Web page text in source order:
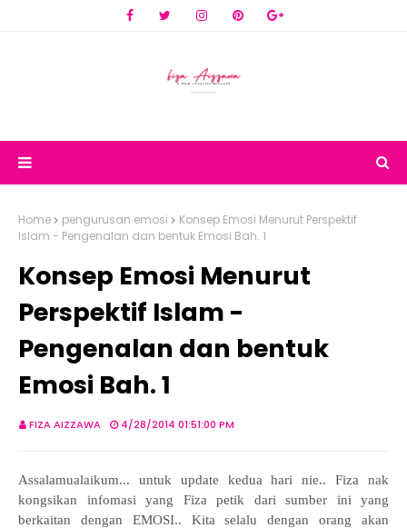
Home pengurusan emosi
Konsep Emosi Menurut Perspektif
Islam - Pengenalan dan bentuk Emosi Bah. 1
Konsep Emosi Menurut
Perspektif Islam -
Pengenalan dan bentuk
Emosi Bah. 1
FIZA AIZZAWA 4/28/2014 01:51:00 PM
Assalamualaikum... untuk update kedua hari nie.. Fiza nak
kongsikan infomasi yang Fiza petik dari sumber ini yang
berkaitan dengan EMOSI.. Kita selalu dengan orang akan